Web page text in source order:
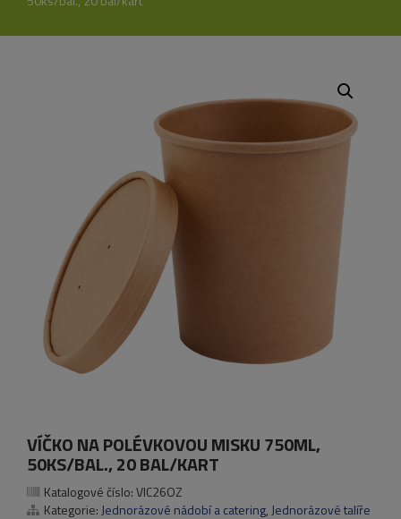
VÍČKO NA POLÉVKOVOU MISKU 750ML,
50KS/BAL., 20 BAL/KART
Katalogové číslo:VIC26OZ
Kategorie: Jednorázové nádobí a catering, Jednorázové talíře